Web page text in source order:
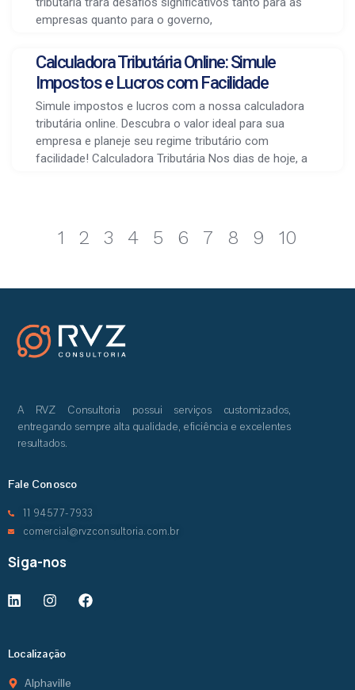
empresas quanto para o governo,
Calculadora Tributária Online: Simule
Impostos e Lucros com Facilidade
Simule impostos e lucros com a nossa calculadora
tributária online. Descubra o valor ideal para sua
empresa e planeje seu regime tributário com
facilidade! Calculadora Tributária Nos dias de hoje, a
1 2 3 4 5 6 7 8 9 10
A RVZ Consultoria possui serviços customizados,
entregando sempre alta qualidade, eficiência e excelentes
resultados.
Fale Conosco
11 94577-7933
comercial@rvzconsultoria.com.br
Siga-nos
Localização
Alphaville